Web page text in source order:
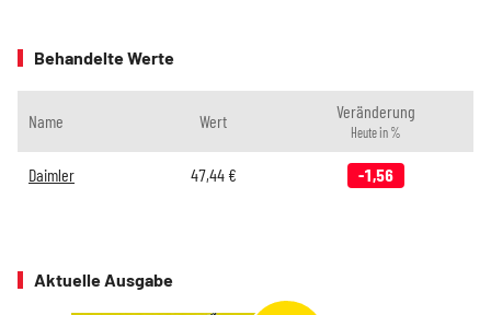
Behandelte Werte
Name Wert Veränderung
Heute in %
Daimler 47,44€ -1,56
Aktuelle Ausgabe